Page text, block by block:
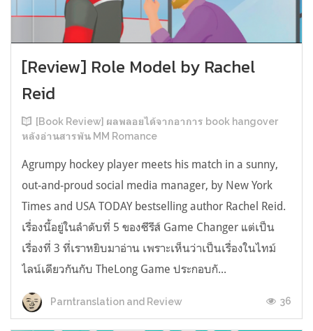
[Review] Role Model by Rachel
Reid
[Book Review] ผลพลอยได้จากอาการ book hangover
หลังอ่านสารพัน MM Romance
Agrumpy hockey player meets his match in a sunny,
out-and-proud social media manager, by New York
Times and USA TODAY bestselling author Rachel Reid.
เรื่องนี้อยู่ในลำดับที่ 5 ของซีรีส์ Game Changer แต่เป็น
เรื่องที่ 3 ที่เราหยิบมาอ่าน เพราะเห็นว่าเป็นเรื่องในไทม์
ไลน์เดียวกันกับ TheLong Game ประกอบกั...
Parntranslation and Review 36